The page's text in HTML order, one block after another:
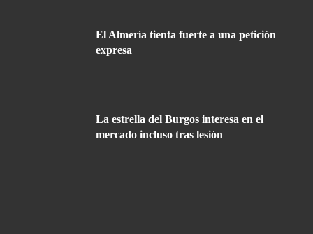
El Almería tienta fuerte a una petición
expresa
La estrella del Burgos interesa en el
mercado incluso tras lesión